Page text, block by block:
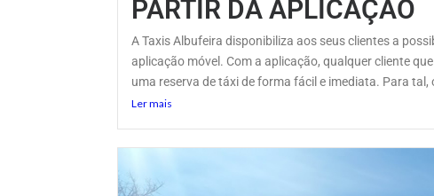
PARTIR DA APLICAÇÃO
A Taxis Albufeira disponibiliza aos seus clientes a
aplicação móvel. Com a aplicação, qualquer cliente
uma reserva de táxi de forma fácil e imediata. Para tal,
Ler mais